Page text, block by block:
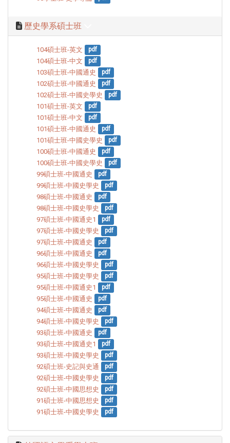
歷史學系碩士班
104碩士班-英文 pdf
104碩士班-中文 pdf
103碩士班-中國通史 pdf
102碩士班-中國通史 pdf
102碩士班-中國史學史 pdf
101碩士班-英文 pdf
101碩士班-中文 pdf
101碩士班-中國通史 pdf
101碩士班-中國史學史 pdf
100碩士班-中國通史 pdf
100碩士班-中國史學史 pdf
99碩士班-中國通史 pdf
99碩士班-中國史學史 pdf
98碩士班-中國通史 pdf
98碩士班-中國史學史 pdf
97碩士班-中國通史1 pdf
97碩士班-中國史學史 pdf
97碩士班-中國通史 pdf
96碩士班-中國通史 pdf
96碩士班-中國史學史 pdf
95碩士班-中國史學史 pdf
95碩士班-中國通史1 pdf
95碩士班-中國通史 pdf
94碩士班-中國通史 pdf
94碩士班-中國史學史 pdf
93碩士班-中國通史 pdf
93碩士班-中國通史1 pdf
93碩士班-中國史學史 pdf
92碩士班-史記與史通 pdf
92碩士班-中國史學史 pdf
92碩士班-中國思想史 pdf
91碩士班-中國思想史 pdf
91碩士班-中國史學史 pdf